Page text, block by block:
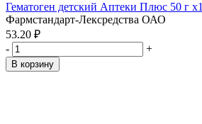
Гематоген детский Аптеки Плюс 50 г x1
Фармстандарт-Лексредства ОАО
53.20 ₽
-
+
В корзину